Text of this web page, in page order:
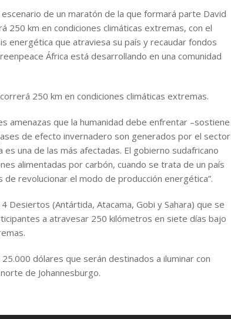
de un maratón de la que formará parte David
250 km en condiciones climáticas extremas, con el
energética que atraviesa su país y recaudar fondos
África está desarrollando en una comunidad
250 km en condiciones climáticas extremas.
amenazas que la humanidad debe enfrentar –sostiene
de efecto invernadero son generados por el sector
una de las más afectadas. El gobierno sudafricano
alimentadas por carbón, cuando se trata de un país
revolucionar el modo de producción energética”.
Desiertos (Antártida, Atacama, Gobi y Sahara) que se
a atravesar 250 kilómetros en siete días bajo
dólares que serán destinados a iluminar con
de Johannesburgo.